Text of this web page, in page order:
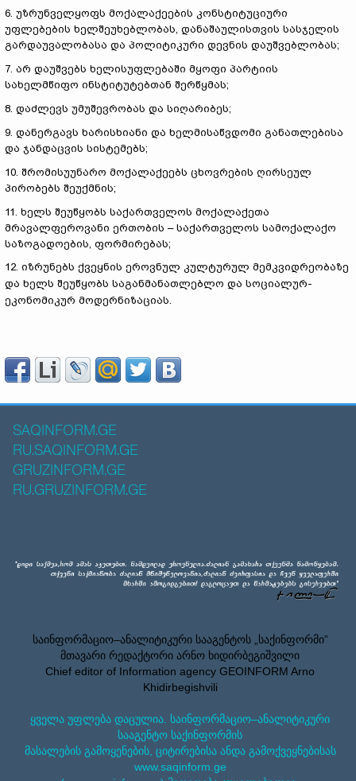
6. უზრუნველყოფს მოქალაქეების კონსტიტუციური
უფლებების ხელშეუხებლობას, დანაშაულისთვის სასჯელის
გარდაუვალობასა და პოლიტიკური დევნის დაუშვებლობას;
7. არ დაუშვებს ხელისუფლებაში მყოფი პარტიის
სახელმწიფო ინსტიტუტებთან შერწყმას;
8. დაძლევს უმუშევრობას და სიღარიბეს;
9. დანერგავს ხარისხიანი და ხელმისაწვდომი განათლებისა
და ჯანდაცვის სისტემებს;
10. შრომისუუნარო მოქალაქეებს ცხოვრების ღირსეულ
პირობებს შეუქმნის;
11. ხელს შეუწყობს საქართველოს მოქალაქეთა
მრავალფეროვანი ერთობის – საქართველოს სამოქალაქო
საზოგადოების, ფორმირებას;
12. იზრუნებს ქვეყნის ეროვნულ კულტურულ მემკვიდრეობაზე
და ხელს შეუწყობს საგანმანათლებლო და სოციალურ-
ეკონომიკურ მოდერნიზაციას.
SAQINFORM.GE
RU.SAQINFORM.GE
GRUZINFORM.GE
RU.GRUZINFORM.GE
საინფორმაციო–ანალიტიკური სააგენტოს „საქინფორმი”
მთავარი რედაქტორი არნო ხიდირბეგიშვილი
Chief editor of Information agency GEOINFORM Arno
Khidirbegishvili
ყველა უფლება დაცულია. საინფორმაციო–ანალიტიკური
სააგენტო საქინფორმის
მასალების გამოყენების, ციტირებისა ანდა გამოქვეყნებისას
www.saqinform.ge